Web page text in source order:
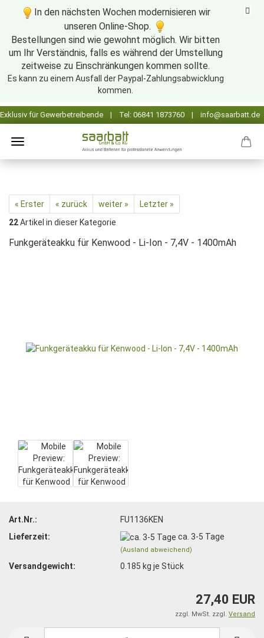
In den nächsten Wochen modernisieren wir
unseren Online-Shop.
Bestellungen sind wie gewohnt möglich. Wir bitten
um Ihr Verständnis, falls es während der Umstellung
zeitweise zu Einschränkungen kommen sollte.
Es kann zu einem Ausfall der Paypal-Zahlungsabwicklung
kommen.
« Erster « zurück weiter »
Letzter »
22Artikel in dieser Kategorie
Funkgeräteakku für Kenwood - Li-Ion - 7,4V - 1400mAh
Art.Nr.:
FU1136KEN
Lieferzeit:
ca. 3-5 Tage
(Ausland abweichend)
Versandgewicht: 0.185 kg je Stück
27,40 EUR
zzgl. MwSt. zzgl. Versand